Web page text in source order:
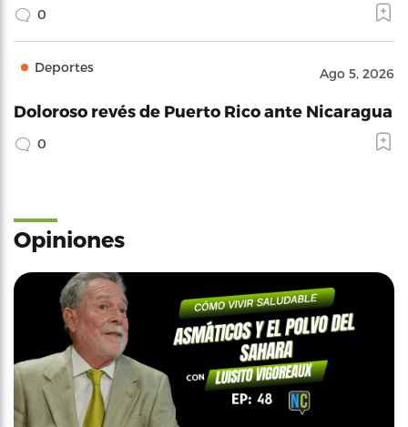
0
Deportes Ago 5, 2026
Doloroso revés de Puerto Rico ante Nicaragua
0
Opiniones